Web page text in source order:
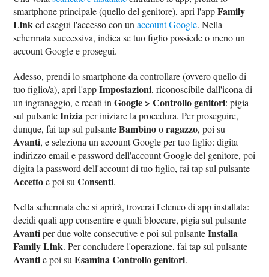
smartphone principale (quello del genitore), apri l'appFamily
Linked esegui l'accesso con unaccount Google. Nella
schermata successiva, indica se tuo figlio possiede o meno un
account Google e prosegui.
Adesso, prendi lo smartphone da controllare (ovvero quello di
tuo figlio/a), apri l'appImpostazioni, riconoscibile dall'icona di
un ingranaggio, e recati inGoogle > Controllo genitori: pigia
sul pulsanteIniziaper iniziare la procedura. Per proseguire,
dunque, fai tap sul pulsanteBambino o ragazzo, poi su
Avanti, e seleziona un account Google per tuo figlio: digita
indirizzo email e password dell'account Google del genitore, poi
digita la password dell'account di tuo figlio, fai tap sul pulsante
Accettoe poi suConsenti.
Nella schermata che si aprirà, troverai l'elenco di app installata:
decidi quali app consentire e quali bloccare, pigia sul pulsante
Avantiper due volte consecutive e poi sul pulsanteInstalla
Family Link. Per concludere l'operazione, fai tap sul pulsante
Avantie poi suEsamina Controllo genitori.